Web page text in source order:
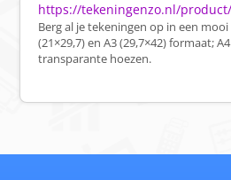
https://tekeningenzo.nl/
Berg al je tekeningen op in een
(21×29,7) en A3 (29,7×42) formaat;
transparante hoezen.